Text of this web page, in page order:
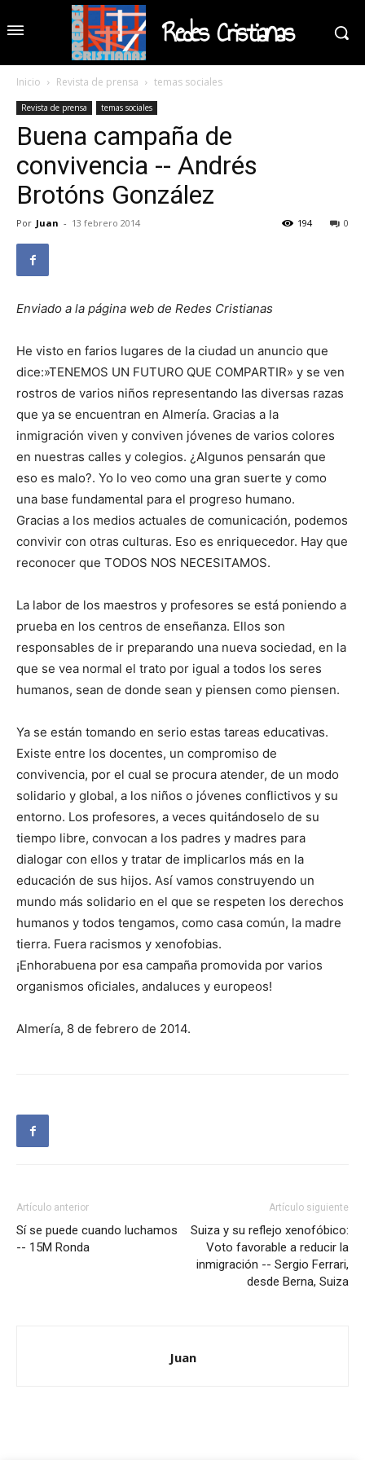
Redes Cristianas
Inicio Revista de prensa temas sociales
Revista de prensa temas sociales
Buena campaña de
convivencia -- Andrés
Brotóns González
Por Juan - 13 febrero 2014 0
194
Enviado a la página web de Redes Cristianas
He visto en farios lugares de la ciudad un anuncio que
dice:»TENEMOS UN FUTURO QUE COMPARTIR» y se ven
rostros de varios niños representando las diversas razas
que ya se encuentran en Almería. Gracias a la
inmigración viven y conviven jóvenes de varios colores
en nuestras calles y colegios. ¿Algunos pensarán que
eso es malo?. Yo lo veo como una gran suerte y como
una base fundamental para el progreso humano.
Gracias a los medios actuales de comunicación, podemos
convivir con otras culturas. Eso es enriquecedor. Hay que
reconocer que TODOS NOS NECESITAMOS.
La labor de los maestros y profesores se está poniendo a
prueba en los centros de enseñanza. Ellos son
responsables de ir preparando una nueva sociedad, en la
que se vea normal el trato por igual a todos los seres
humanos, sean de donde sean y piensen como piensen.
Ya se están tomando en serio estas tareas educativas.
Existe entre los docentes, un compromiso de
convivencia, por el cual se procura atender, de un modo
solidario y global, a los niños o jóvenes conflictivos y su
entorno. Los profesores, a veces quitándoselo de su
tiempo libre, convocan a los padres y madres para
dialogar con ellos y tratar de implicarlos más en la
educación de sus hijos. Así vamos construyendo un
mundo más solidario en el que se respeten los derechos
humanos y todos tengamos, como casa común, la madre
tierra. Fuera racismos y xenofobias.
¡Enhorabuena por esa campaña promovida por varios
organismos oficiales, andaluces y europeos!
Almería, 8 de febrero de 2014.
Artículo anterior
Sí se puede cuando luchamos
-- 15M Ronda
Artículo siguiente
Suiza y su reflejo xenofóbico:
Voto favorable a reducir la
inmigración -- Sergio Ferrari,
desde Berna, Suiza
Juan